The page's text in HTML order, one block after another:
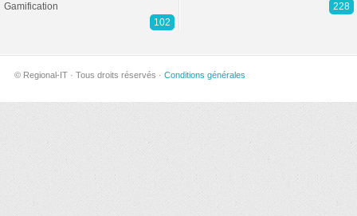
Gamification
102
228
© Regional-IT · Tous droits réservés · Conditions générales